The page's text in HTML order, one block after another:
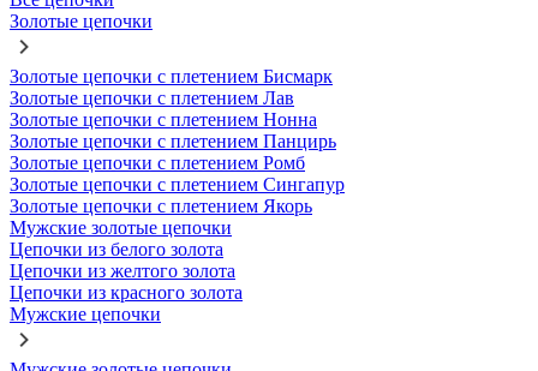
Золотые цепочки
Золотые цепочки с плетением Бисмарк
Золотые цепочки с плетением Лав
Золотые цепочки с плетением Нонна
Золотые цепочки с плетением Панцирь
Золотые цепочки с плетением Ромб
Золотые цепочки с плетением Сингапур
Золотые цепочки с плетением Якорь
Мужские золотые цепочки
Цепочки из белого золота
Цепочки из желтого золота
Цепочки из красного золота
Мужские цепочки